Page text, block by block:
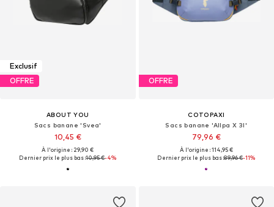
Exclusif
OFFRE
ABOUT YOU
Sacs banane 'Svea'
10,45 €
À l'origine : 29,90 €
Dernier prix le plus bas :10,95 €-4%
OFFRE
COTOPAXI
Sacs banane 'Allpa X 3l'
79,96 €
À l'origine : 114,95 €
Dernier prix le plus bas :89,96 €-11%